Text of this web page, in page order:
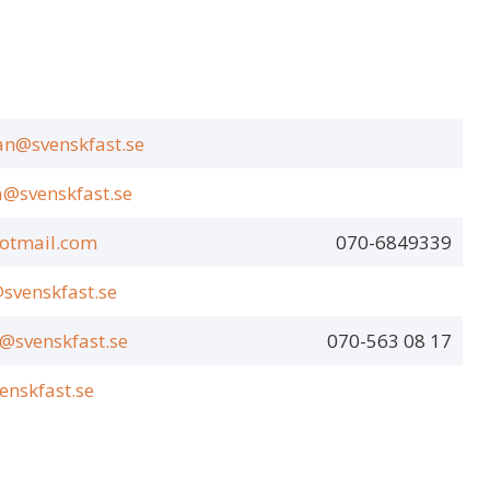
070-6849339
070-563 08 17